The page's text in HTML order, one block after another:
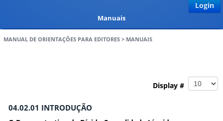
Login
Manuais
MANUAL DE ORIENTAÇÕES PARA EDITORES > MANUAIS
Display #
04.02.01 INTRODUÇÃO